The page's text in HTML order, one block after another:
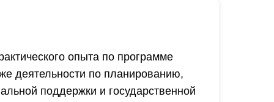
опыта по программе
деятельности по планированию,
поддержки и государственной